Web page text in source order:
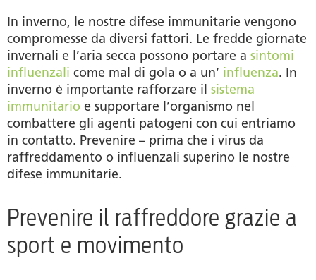
In inverno, le nostre difese immunitarie vengono
compromesse da diversi fattori. Le fredde giornate
invernali e l’aria secca possono portare a sintomi
influenzali come mal di gola o a un’ influenza. In
inverno è importante rafforzare il sistema
immunitario e supportare l’organismo nel
combattere gli agenti patogeni con cui entriamo
in contatto. Prevenire – prima che i virus da
raffreddamento o influenzali superino le nostre
difese immunitarie.
Prevenire il raffreddore grazie a
sport e movimento